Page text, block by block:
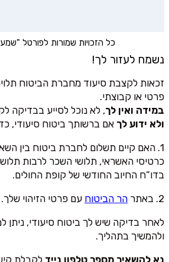
כל הזכויות שמורות לפורטל "שמענו"
נשמח לעזור לך!
זכאות לקצבת סיעוד מחברת הביטוח
פרטי או קבוצתי.
במידה ואין לך, לא נוכל לסייע בבדיקה
ולא ידוע לך אם ברשותך ביטוח סיעודי,
1. האם קיים תשלום לחברת ביטוח בין
כרטיסי האשראי, תלושי השכר לרבות
בדו”ח החיוב החודשי של קופת החולים.
2. באתר
הר הביטוח עם פרטי הזיהוי שלך.
לאחר בדיקה שיש לך ביטוח סיעודי,
ולהמשיך בתהליך.
נא להשאיר מספר טלפון נייד לקבלת